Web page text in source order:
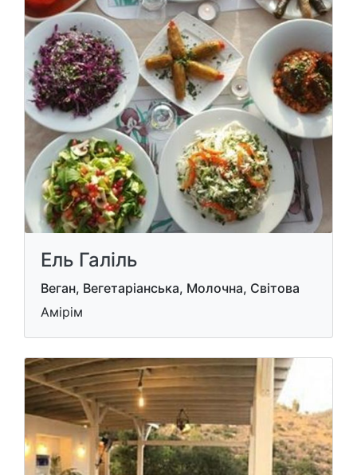
Ель Галiль
Веган, Вегетаріанська, Молочна, Світова
Амірім